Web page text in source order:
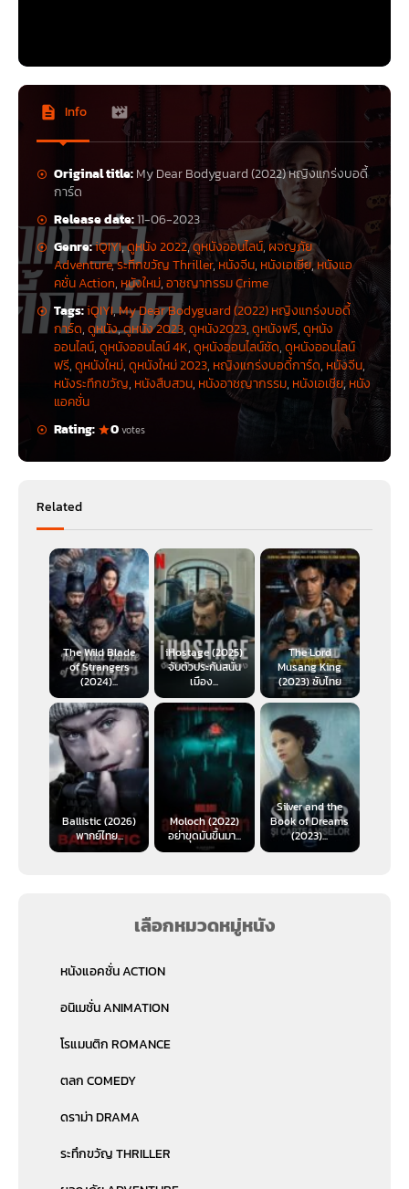
Info
Original title:My Dear Bodyguard (2022) หญิงแกร่งบอดี้
การ์ด
Release date:11-06-2023
Genre:iQIYI,ดูหนัง 2022,ดูหนังออนไลน์, ผจญภัย
Adventure,ระทึกขวัญ Thriller,หนังจีน, หนังเอเชีย,หนังแอ
คชั่น Action, หนังใหม่,อาชญากรรม Crime
Tags:iQIYI,My Dear Bodyguard (2022) หญิงแกร่งบอดี้
การ์ด,ดูหนัง,ดูหนัง 2023,ดูหนัง2023,ดูหนังฟรี,ดูหนัง
ออนไลน์,ดูหนังออนไลน์ 4K,ดูหนังออนไลน์ชัด,ดูหนังออนไลน์
ฟรี,ดูหนังใหม่,ดูหนังใหม่ 2023, หญิงแกร่งบอดี้การ์ด, หนังจีน,
หนังระทึกขวัญ, หนังสืบสวน, หนังอาชญากรรม, หนังเอเชีย,หนัง
แอคชั่น
Rating:
0votes
Related
The Wild Blade
of Strangers
(2024)...
iHostage (2025)
จับตัวประกันสนั่น
เมือง...
The Lord
Musang King
(2023) ซับไทย
Ballistic (2026)
พากย์ไทย...
Moloch (2022)
อย่าขุดมันขึ้นมา...
Silver and the
Book of Dreams
(2023)...
เลือกหมวดหมู่หนัง
หนังแอคชั่น ACTION
อนิเมชั่น ANIMATION
โรแมนติก ROMANCE
ตลก COMEDY
ดราม่า DRAMA
ระทึกขวัญ THRILLER